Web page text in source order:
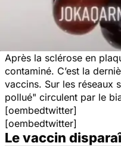
Après la sclérose en
contaminé. C’est la
vaccins. Sur les réseaux
pollué" circulent par le
[oembedtwitter]
[oembedtwitter]
Le vaccin